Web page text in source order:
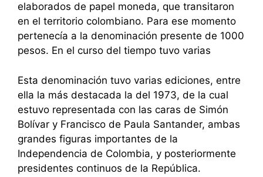
elaborados de papel moneda, que transitaron
en el territorio colombiano. Para ese momento
pertenecía a la denominación presente de 1000
pesos. En el curso del tiempo tuvo varias
Esta denominación tuvo varias ediciones, entre
ella la más destacada la del 1973, de la cual
estuvo representada con las caras de Simón
Bolívar y Francisco de Paula Santander, ambas
grandes figuras importantes de la
Independencia de Colombia, y posteriormente
presidentes continuos de la República.